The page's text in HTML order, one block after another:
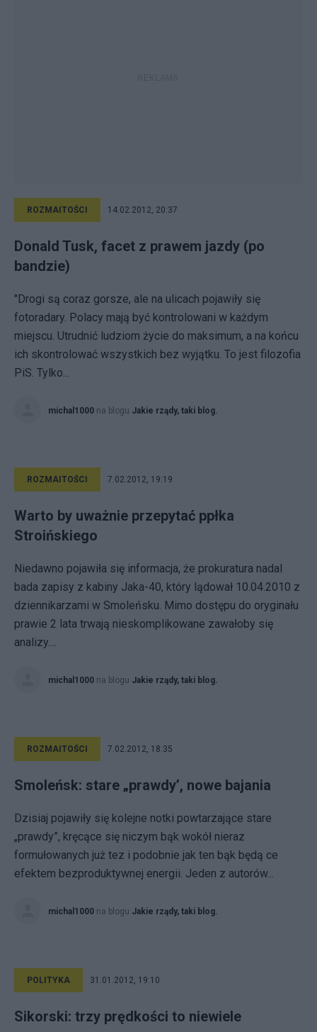
ROZMAITOŚCI 14.02.2012, 20:37
Donald Tusk, facet z prawem jazdy (po
bandzie)
"Drogi są coraz gorsze, ale na ulicach pojawiły się
fotoradary. Polacy mają być kontrolowani w każdym
miejscu. Utrudnić ludziom życie do maksimum, a na końcu
ich skontrolować wszystkich bez wyjątku. To jest filozofia
PiS. Tylko...
michal1000 na blogu Jakie rządy, taki blog.
ROZMAITOŚCI 7.02.2012, 19:19
Warto by uważnie przepytać ppłka
Stroińskiego
Niedawno pojawiła się informacja, że prokuratura nadal
bada zapisy z kabiny Jaka-40, który lądował 10.04.2010 z
dziennikarzami w Smoleńsku. Mimo dostępu do oryginału
prawie 2 lata trwają nieskomplikowane zawałoby się
analizy....
michal1000 na blogu Jakie rządy, taki blog.
ROZMAITOŚCI 7.02.2012, 18:35
Smoleńsk: stare „prawdy’, nowe bajania
Dzisiaj pojawiły się kolejne notki powtarzające stare
„prawdy”, kręcące się niczym bąk wokół nieraz
formułowanych już tez i podobnie jak ten bąk będą ce
efektem bezproduktywnej energii. Jeden z autorów...
michal1000 na blogu Jakie rządy, taki blog.
POLITYKA 31.01.2012, 19:10
Sikorski: trzy prędkości to niewiele